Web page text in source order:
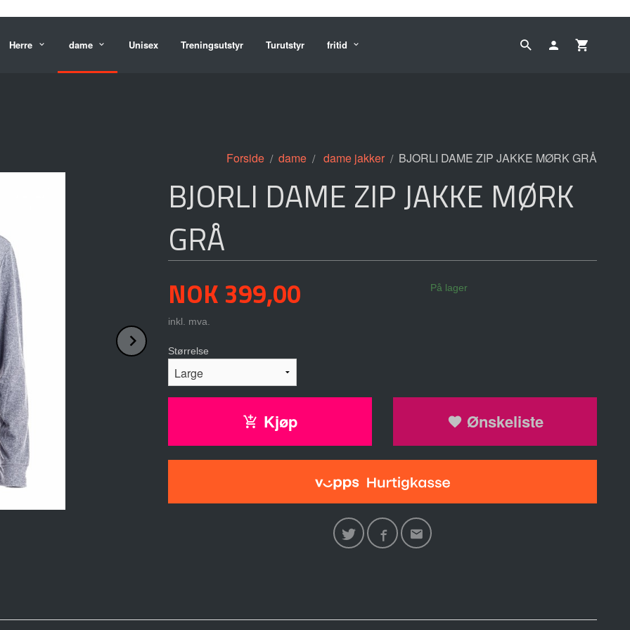
Herre dame Unisex Treningsutstyr Turutstyr fritid
Forside dame dame jakker BJORLI DAME ZIP JAKKE MØRK GRÅ
Next
BJORLI DAME ZIP JAKKE MØRK
GRÅ
Pris
NOK 399,00
inkl. mva.
På lager
Størrelse
Kjøp Ønskeliste